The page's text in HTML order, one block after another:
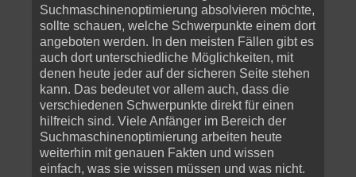
Suchmaschinenoptimierung absolvieren möchte,
sollte schauen, welche Schwerpunkte einem dort
angeboten werden. In den meisten Fällen gibt es
auch dort unterschiedliche Möglichkeiten, mit
denen heute jeder auf der sicheren Seite stehen
kann. Das bedeutet vor allem auch, dass die
verschiedenen Schwerpunkte direkt für einen
hilfreich sind. Viele Anfänger im Bereich der
Suchmaschinenoptimierung arbeiten heute
weiterhin mit genauen Fakten und wissen
einfach, was sie wissen müssen und was nicht.